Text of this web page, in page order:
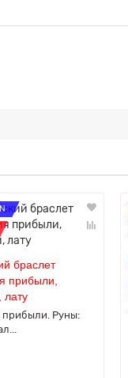
браслет
прибыли,
лату
Руны: